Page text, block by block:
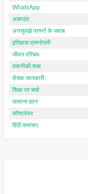
WhatsApp
अकाउंट
अनसुलझे प्रश्नों के जवाब
इतिहास प्रश्नोत्तरी
जीवन परिचय
तकनीकी शब्द
रोचक जानकारी
शिक्षा पर चर्चा
सामान्य ज्ञान
सॉफ्टवेयर
हिंदी समाचार